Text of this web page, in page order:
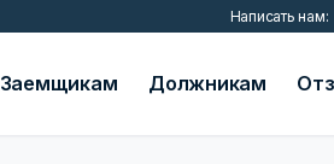
Написать нам:
Заемщикам Должникам